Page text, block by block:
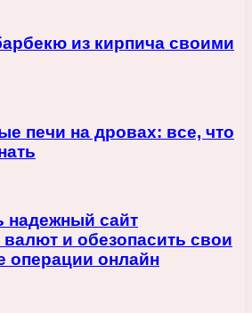
из кирпича своими
печи на дровах: все, что
надежный сайт
и обезопасить свои
операции онлайн